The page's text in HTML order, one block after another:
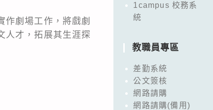
作劇場工作，將戲劇
人才，拓展其生涯探
1campus 校務系
統
教職員專區
差勤系統
公文簽核
網路請購
網路請購(備用)